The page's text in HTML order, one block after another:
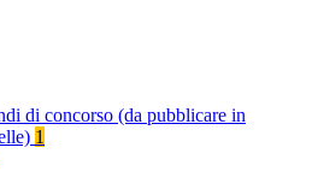
di concorso (da pubblicare in
1